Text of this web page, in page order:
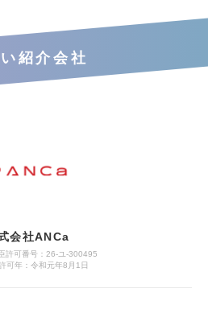
紹介会社
会社ANCa
許可番号：26-ユ-300495
可年：令和元年8月1日